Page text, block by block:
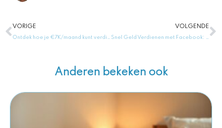
Vorige
VORIGE VOLGENDE
Anderen bekeken ook